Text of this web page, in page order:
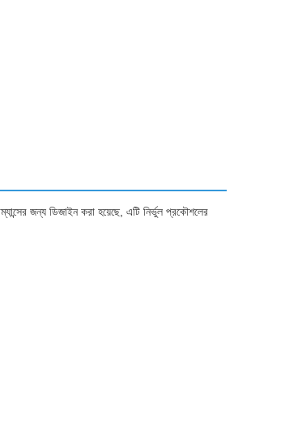
জন্য ডিজাইন করা হয়েছে, এটি নির্ভুল প্রকৌশলের